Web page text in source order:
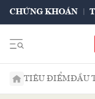
CHỨNG KHOÁN
TIÊU ĐIỂMĐẦU